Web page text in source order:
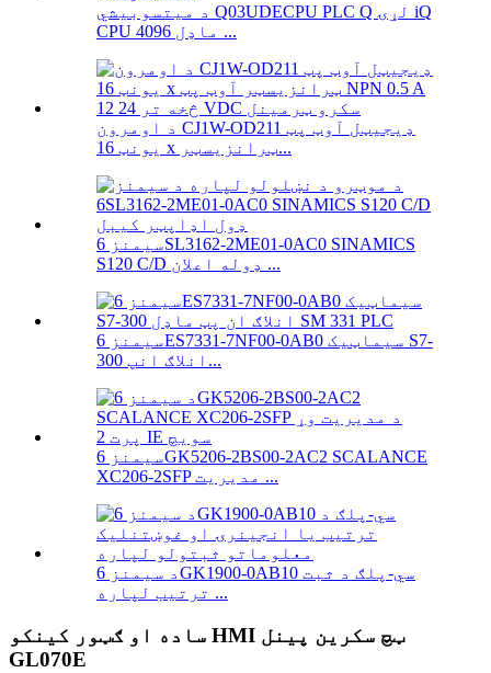
د میتسوبیشي Q03UDECPU PLC Q لړۍ iQ
CPU ماډل 4096 ...
د اومرون CJ1W-OD211 ډیجیټل آوټ پټ
یونټ 16 x ټرانزیسټر...
سیمنز 6SL3162-2ME01-0AC0 SINAMICS
S120 C/D ډوله اعلان ...
سیمنز 6ES7331-7NF00-0AB0 سیماټیک S7-
300 انلاګ انپ...
سیمنز 6GK5206-2BS00-2AC2 SCALANCE
XC206-2SFP مدیریت ...
د سیمنز 6GK1900-0AB10 سي-پلګ د ثبت
ترتیب لپاره ...
ساده او ګټور کینکو HMI ټچ سکرین پینل
GL070E